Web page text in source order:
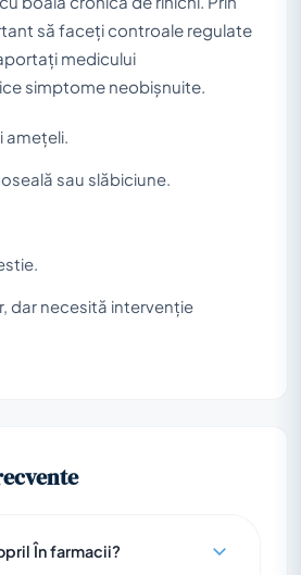
să faceți controale regulate
medicului
simptome neobișnuite.
amețeli.
sau slăbiciune.
dar necesită intervenție
În farmacii?